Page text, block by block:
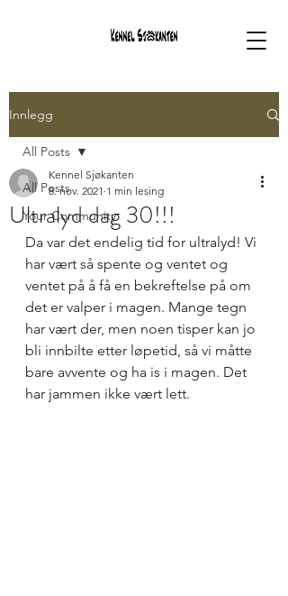
Innlegg
All Posts
Your Community
All Posts
Ultralyd dag 30!!!
Kennel Sjøkanten
8. nov. 2021 1 min lesing
Da var det endelig tid for ultralyd! Vi
har vært så spente og ventet og
ventet på å få en bekreftelse på om
det er valper i magen. Mange tegn
har vært der, men noen tisper kan jo
bli innbilte etter løpetid, så vi måtte
bare avvente og ha is i magen. Det
har jammen ikke vært lett.